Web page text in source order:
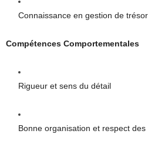
Connaissance en gestion de
Compétences Comportementales
Rigueur et sens du détail
Bonne organisation et respect des